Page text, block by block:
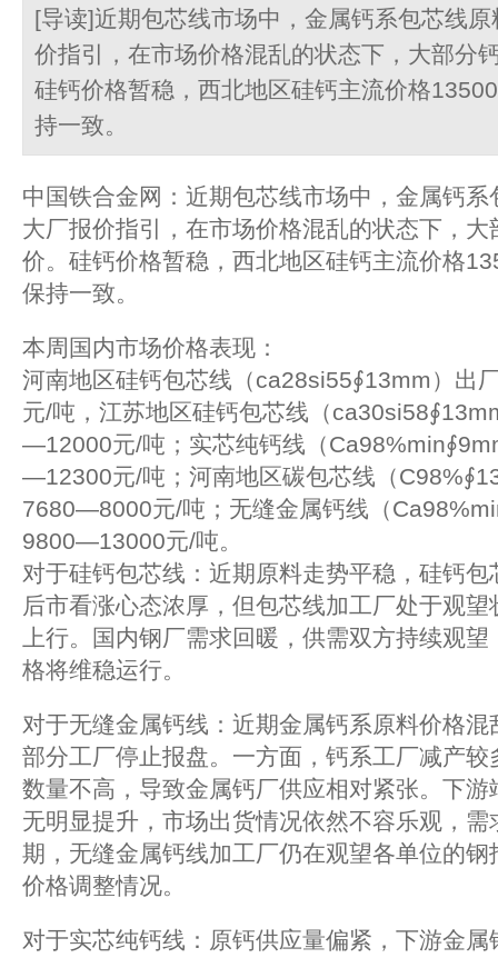
[导读]近期包芯线市场中，金属钙系包芯线
价指引，在市场价格混乱的状态下，大部分
硅钙价格暂稳，西北地区硅钙主流价格
持一致。
中国铁合金网：近期包芯线市场中，金属钙
大厂报价指引，在市场价格混乱的状态下，
价。硅钙价格暂稳，西北地区硅钙主流价格
保持一致。
本周国内市场价格表现：
河南地区硅钙包芯线（ca28si55∮13mm）出
元/吨，江苏地区硅钙包芯线（
—12000元/吨；实芯纯钙线（
—12300元/吨；河南地区碳包芯线（
7680—8000元/吨；无缝金属钙线（
9800—13000元/吨。
对于硅钙包芯线：近期原料走势平稳，硅钙
后市看涨心态浓厚，但包芯线加工厂处于观
上行。国内钢厂需求回暖，供需双方持续观
格将维稳运行。
对于无缝金属钙线：近期金属钙系原料价格
部分工厂停止报盘。一方面，钙系工厂减产
数量不高，导致金属钙厂供应相对紧张。下
无明显提升，市场出货情况依然不容乐观，
期，无缝金属钙线加工厂仍在观望各单位的
价格调整情况。
对于实芯纯钙线：原钙供应量偏紧，下游金